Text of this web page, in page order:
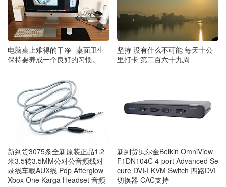
电脑桌上难得的干净--桌面卫生
保持要养成一个良好的习惯。
坚持 没有什么不可能 毎天十公
里打卡 第二百六十九周
新到货3075条全新原装正品1.2
米3.5转3.5MM公对公音频线对
录线车载AUX线 Pdp Afterglow
Xbox One Karga Headset 音频
新到货贝尔金Belkin OmniView
F1DN104C 4-port Advanced Se
cure DVI-I KVM Switch 四路DVI
切换器 CAC支持